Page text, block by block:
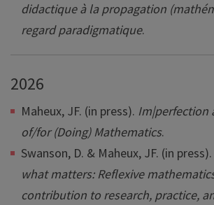
didactique à la propagation
regard paradigmatique.
2026
Maheux, JF. (in press). Im|perfection
of/for (Doing) Mathematics.
Swanson, D. & Maheux, JF. (in press).
what matters: Reflexive
contribution to research, practice,